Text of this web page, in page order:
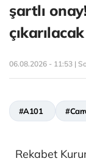
şartlı
çıkarılacak
06.08.2026 - 11:53 |
#A101
Rekabet